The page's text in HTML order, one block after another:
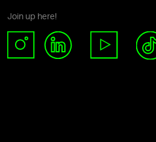
Join up here!